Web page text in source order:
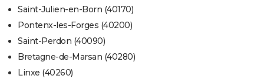
Saint-Julien-en-Born (40170)
Pontenx-les-Forges (40200)
Saint-Perdon (40090)
Bretagne-de-Marsan (40280)
Linxe (40260)